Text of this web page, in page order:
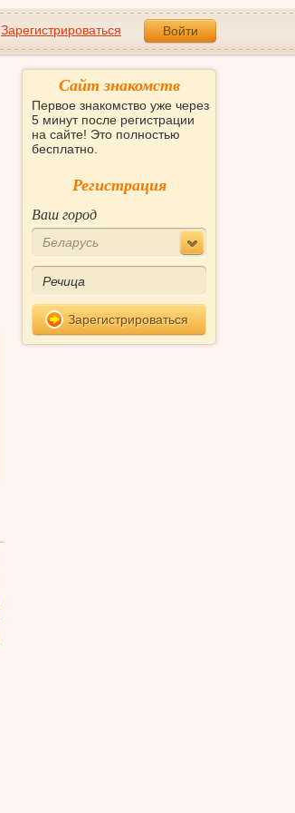
Зарегистрироваться Войти
Сайт знакомств
Первое знакомство уже через
5 минут после регистрации
на сайте! Это полностью
бесплатно.
Регистрация
Ваш город
Беларусь
Зарегистрироваться